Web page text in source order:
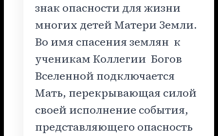
знак опасности для жизни
многих детей Матери Земли.
Во имя спасения землян к
ученикам Коллегии Богов
Вселенной подключается
Мать, перекрывающая силой
своей исполнение события,
представляющего опасность